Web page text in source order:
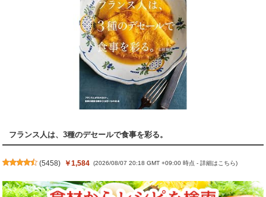
フランス人は、3種のデセールで食事を彩る。
(5458) ￥1,584 (2026/08/07 20:18 GMT +09:00 時点 -詳細はこちら)